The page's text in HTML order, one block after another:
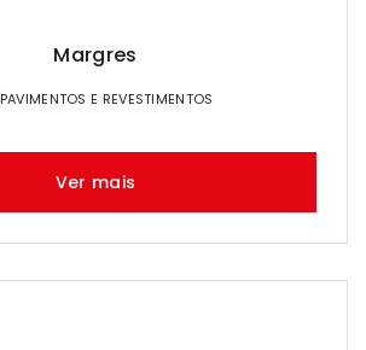
Margres
PAVIMENTOS E REVESTIMENTOS
Ver mais